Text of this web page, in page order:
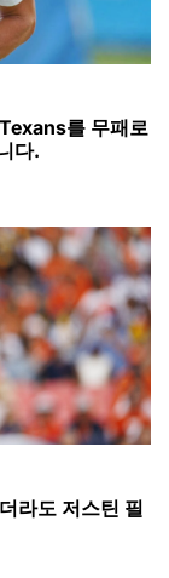
를 무패로
다.
라도 저스틴 필